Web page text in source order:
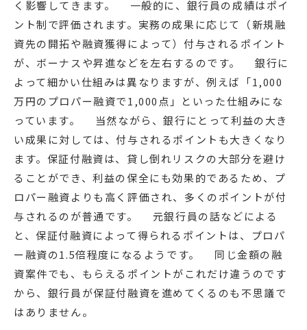
く影響してきます。 一般的に、銀行員の成績はポイ
ント制で評価されます。実務の成果に応じて（新規融
資先の開拓や融資獲得によって）付与されるポイント
が、ボーナスや昇進などを左右するのです。 銀行に
よって細かい仕組みは異なりますが、例えば「1,000
万円のプロパー融資で1,000点」といった仕組みにな
っています。 当然ながら、銀行にとって利益の大き
い成果に対しては、付与されるポイントも大きくなり
ます。保証付融資は、貸し倒れリスクの大部分を避け
ることができ、利益の保全にも効果的であるため、プ
ロパー融資よりも高く評価され、多くのポイントが付
与されるのが普通です。 元銀行員の話などによる
と、保証付融資によって得られるポイントは、プロパ
ー融資の1.5倍程度になるようです。 同じ金額の融
資案件でも、もらえるポイントがこれだけ違うのです
から、銀行員が保証付融資を進めてくるのも不思議で
はありません。